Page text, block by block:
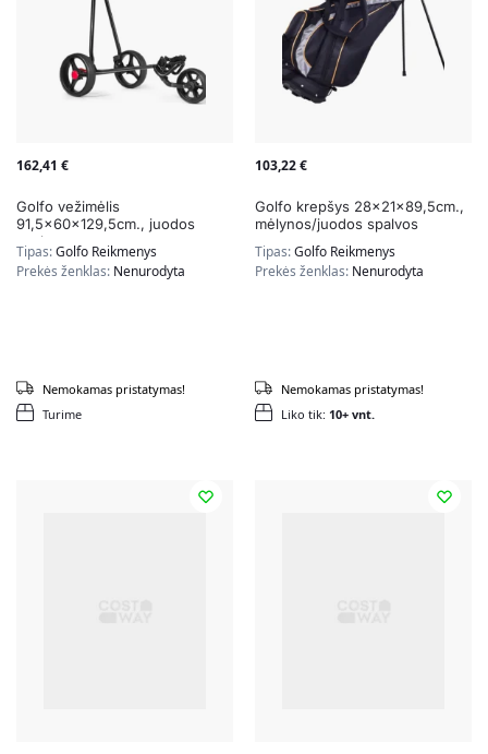
162,41 €
Golfo vežimėlis
91,5x60x129,5cm., juodos
spalvos
Tipas:Golfo Reikmenys
Prekės ženklas: Nenurodyta
Turime
Nemokamas pristatymas!
103,22€
Golfo krepšys 28x21x89,5cm.,
mėlynos/juodos spalvos
Tipas:Golfo Reikmenys
Prekės ženklas: Nenurodyta
Liko tik: 10+ vnt.
Nemokamas pristatymas!